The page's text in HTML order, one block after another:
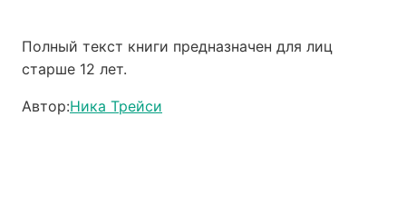
Полный текст книги предназначен для лиц
старше 12 лет.
Автор:Ника Трейси